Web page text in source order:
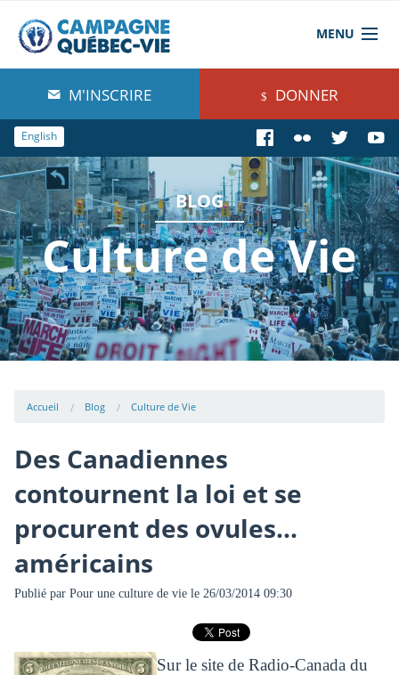
MENU
À propos de nous
Blog
Comprendre
Agir
Boutique
M'INSCRIRE DONNER
English
BLOG
Culture de Vie
Accueil Blog Culture de Vie
Des Canadiennes
contournent la loi et se
procurent des ovules...
américains
Publié par Pour une culture de viele 26/03/2014 09:30
Sur le site de Radio-Canada du